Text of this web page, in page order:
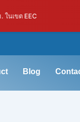
ในเขต EEC
Blog